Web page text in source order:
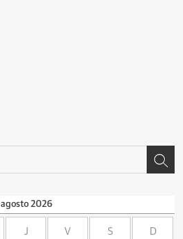
agosto 2026
J V S D